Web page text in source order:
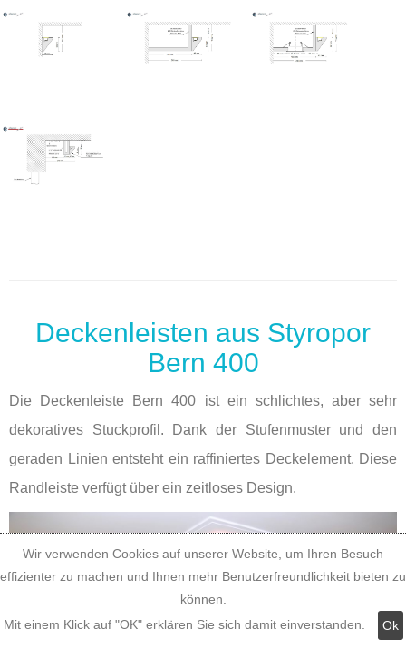
Deckenleisten aus Styropor
Bern 400
Die Deckenleiste Bern 400 ist ein schlichtes, aber sehr
dekoratives Stuckprofil. Dank der Stufenmuster und den
geraden Linien entsteht ein raffiniertes Deckelement. Diese
Randleiste verfügt über ein zeitloses Design.
Wir verwenden Cookies auf unserer Website, um Ihren Besuch
effizienter zu machen und Ihnen mehr Benutzerfreundlichkeit bieten zu
können.
Mit einem Klick auf "OK" erklären Sie sich damit einverstanden.
Ok